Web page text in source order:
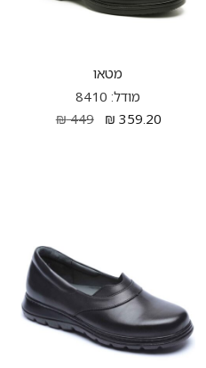
מטאו
מודל: 8410
₪ 359.20
₪449